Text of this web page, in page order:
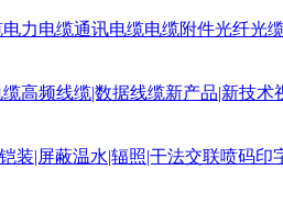
电力电缆通讯电缆电缆附件光纤光
缆高频线缆|数据线缆新产品|新技术
装|屏蔽温水|辐照|干法交联喷码印